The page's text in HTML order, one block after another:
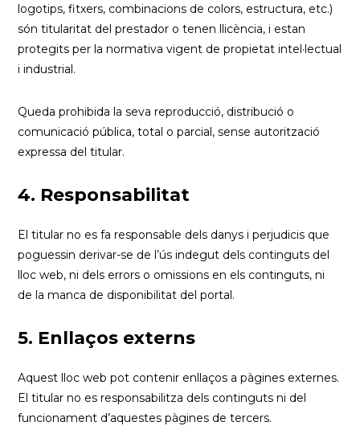
logotips, fitxers, combinacions de colors, estructura, etc.)
són titularitat del prestador o tenen llicència, i estan
protegits per la normativa vigent de propietat intel·lectual
i industrial.
Queda prohibida la seva reproducció, distribució o
comunicació pública, total o parcial, sense autorització
expressa del titular.
4. Responsabilitat
El titular no es fa responsable dels danys i perjudicis que
poguessin derivar-se de l’ús indegut dels continguts del
lloc web, ni dels errors o omissions en els continguts, ni
de la manca de disponibilitat del portal.
5. Enllaços externs
Aquest lloc web pot contenir enllaços a pàgines externes.
El titular no es responsabilitza dels continguts ni del
funcionament d’aquestes pàgines de tercers.